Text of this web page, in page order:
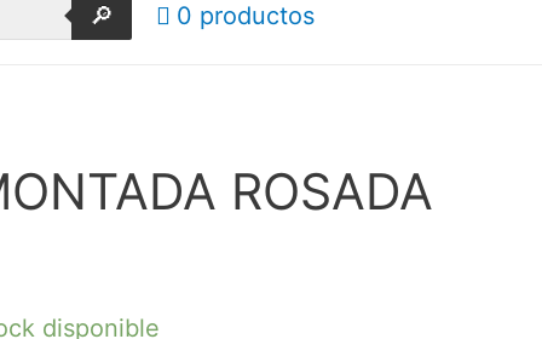
🔎 0 productos
ROSADA
disponible